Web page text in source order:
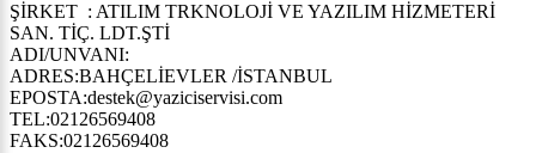
ŞİRKET : ATILIM TRKNOLOJİ VE YAZILIM HİZMETERİ
SAN. TİÇ. LDT.ŞTİ
ADI/UNVANI:
ADRES:BAHÇELİEVLER /İSTANBUL
EPOSTA:destek@yaziciservisi.com
TEL:02126569408
FAKS:02126569408